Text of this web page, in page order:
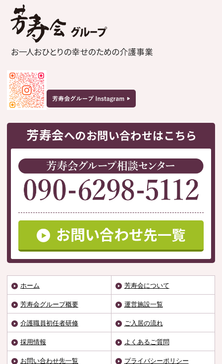
ホーム 芳寿会について
芳寿会グループ概要 運営施設一覧
介護職員初任者研修 ご入居の流れ
採用情報 よくあるご質問
お問い合わせ先一覧 プライバシーポリシー